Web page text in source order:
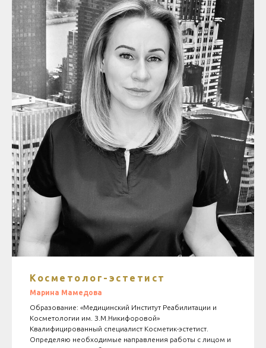
Косметолог-эстетист
Марина Мамедова
Образование: «Медицинский Институт Реабилитации и
Косметологии им. З.М.Никифоровой»
Квалифицированный специалист Косметик-эстетист.
Определяю необходимые направления работы с лицом и